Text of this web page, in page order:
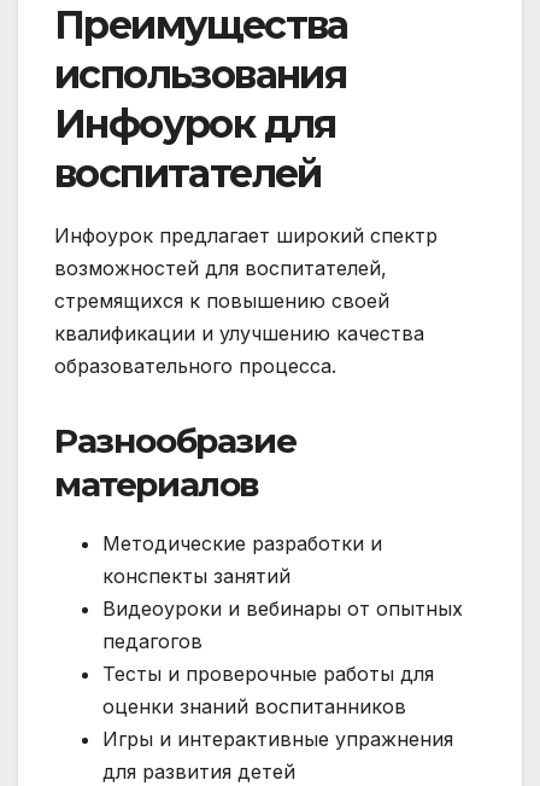
Преимущества
использования
Инфоурок для
воспитателей
Инфоурок предлагает широкий спектр
возможностей для воспитателей,
стремящихся к повышению своей
квалификации и улучшению качества
образовательного процесса.
Разнообразие
материалов
Методические разработки и
конспекты занятий
Видеоуроки и вебинары от опытных
педагогов
Тесты и проверочные работы для
оценки знаний воспитанников
Игры и интерактивные упражнения
для развития детей